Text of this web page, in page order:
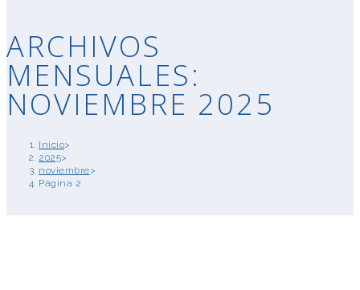
ARCHIVOS
MENSUALES:
NOVIEMBRE 2025
Inicio>
2025>
noviembre>
Página 2